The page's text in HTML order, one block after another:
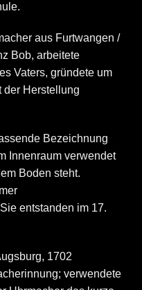
aus Furtwangen /
Bob, arbeitete
Vaters, gründete um
der Herstellung
Bezeichnung
Innenraum verwendet
Boden steht.
entstanden im 17.
1702
verwendete